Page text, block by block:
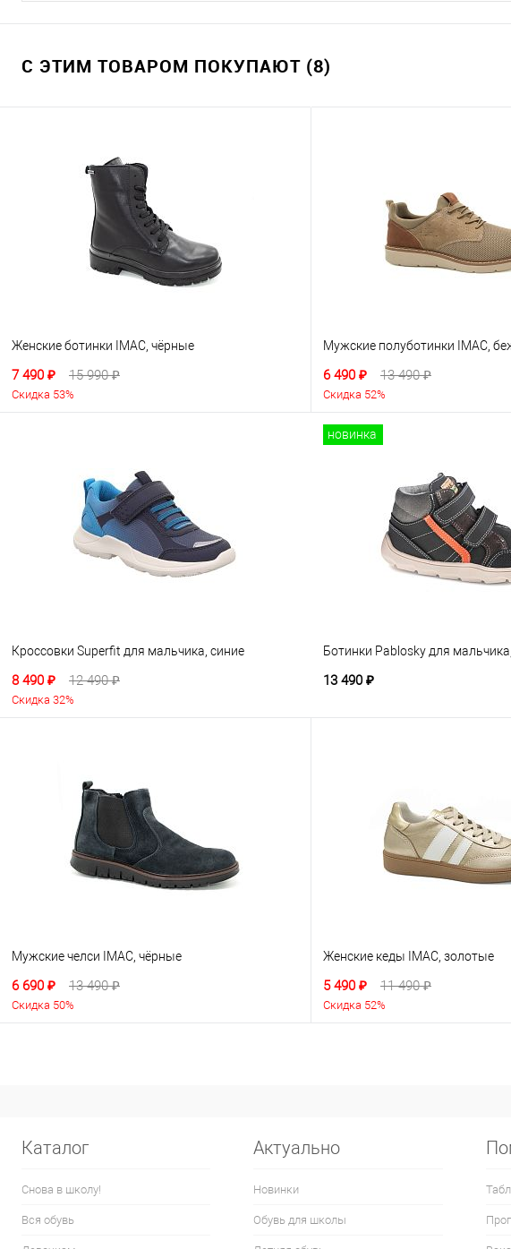
С ЭТИМ ТОВАРОМ ПОКУПАЮТ (8)
Женские ботинки IMAC, чёрные
7 490 ₽ 15 990 ₽
Скидка 53%
Мужские полуботинки IMAC,
6 490 ₽ 13 490 ₽
Скидка 52%
Кроссовки Superfit для мальчика, синие
8 490 ₽ 12 490 ₽
Скидка 32%
новинка
Ботинки Pablosky для
13 490 ₽
Мужские челси IMAC, чёрные
6 690 ₽ 13 490 ₽
Скидка 50%
Женские кеды IMAC, золотые
5 490 ₽ 11 490 ₽
Скидка 52%
Каталог
Снова в школу!
Вся обувь
Актуально
Новинки
Обувь для школы